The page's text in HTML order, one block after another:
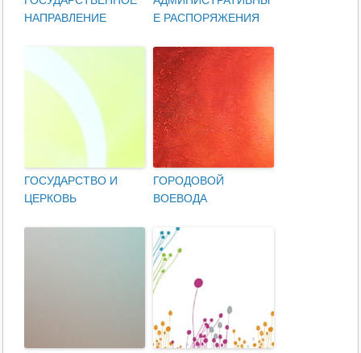
НАПРАВЛЕНИЕ
Е РАСПОРЯЖЕНИЯ
ГОСУДАРСТВО И
ЦЕРКОВЬ
ГОРОДОВОЙ
ВОЕВОДА